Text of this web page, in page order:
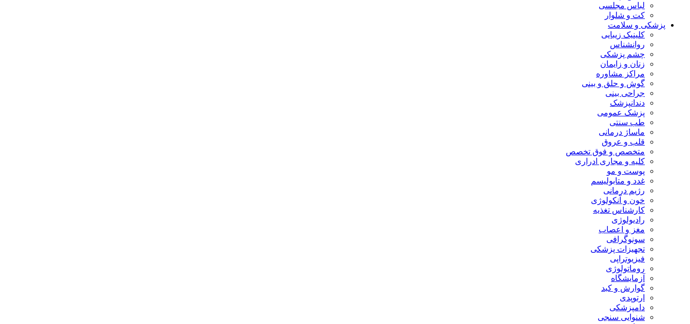
لباس مجلسی
کت و شلوار
پزشکی و سلامت
کلینیک زیبایی
روانشناس
چشم پزشکی
زنان و زایمان
مراکز مشاوره
گوش و حلق و بینی
جراحی بینی
دندانپزشک
پزشک عمومی
طب سنتی
ماساژ درمانی
قلب و عروق
متخصص و فوق تخصص
کلیه و مجاری ادراری
پوست و مو
غدد و متابولیسم
رژیم درمانی
خون و آنکولوژی
کارشناس تغذیه
رادیولوژی
مغز و اعصاب
سونوگرافی
تجهیزات پزشکی
فیزیوتراپی
روماتولوژی
آزمایشگاه
گوارش و کبد
ارتوپدی
دامپزشکی
شنوایی سنجی